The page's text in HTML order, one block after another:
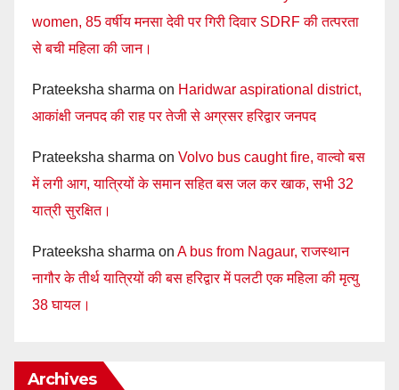
women, 85 वर्षीय मनसा देवी पर गिरी दिवार SDRF की तत्परता
से बची महिला की जान।
Prateeksha sharma on Haridwar aspirational district,
आकांक्षी जनपद की राह पर तेजी से अग्रसर हरिद्वार जनपद
Prateeksha sharma on Volvo bus caught fire, वाल्वो बस
में लगी आग, यात्रियों के समान सहित बस जल कर खाक, सभी 32
यात्री सुरक्षित।
Prateeksha sharma on A bus from Nagaur, राजस्थान
नागौर के तीर्थ यात्रियों की बस हरिद्वार में पलटी एक महिला की मृत्यु
38 घायल।
Archives